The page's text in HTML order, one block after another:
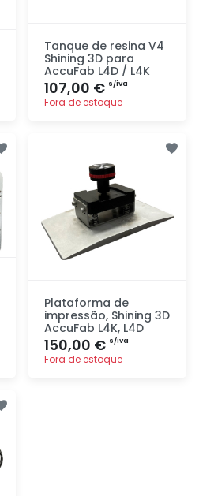
Tanque de resina V4
Shining 3D para
AccuFab L4D / L4K
107,00 € s/iva
Fora de estoque
Plataforma de
impressão, Shining 3D
AccuFab L4K, L4D
150,00 € s/iva
Fora de estoque